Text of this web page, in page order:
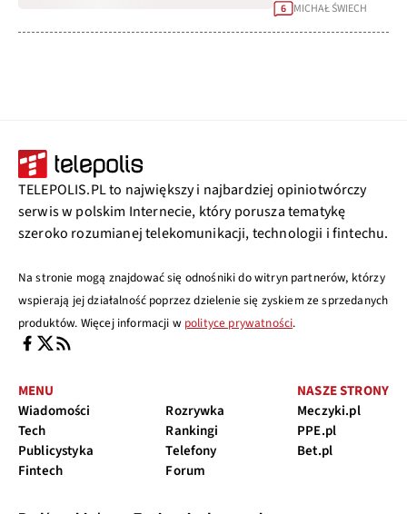
6 MICHAŁ ŚWIECH
TELEPOLIS.PL to największy i najbardziej opiniotwórczy
serwis w polskim Internecie, który porusza tematykę
szeroko rozumianej telekomunikacji, technologii i fintechu.
Na stronie mogą znajdować się odnośniki do witryn partnerów, którzy
wspierają jej działalność poprzez dzielenie się zyskiem ze sprzedanych
produktów. Więcej informacji w polityce prywatności.
MENU
Wiadomości
Tech
Publicystyka
Fintech
Rozrywka
Rankingi
Telefony
Forum
NASZE STRONY
Meczyki.pl
PPE.pl
Bet.pl